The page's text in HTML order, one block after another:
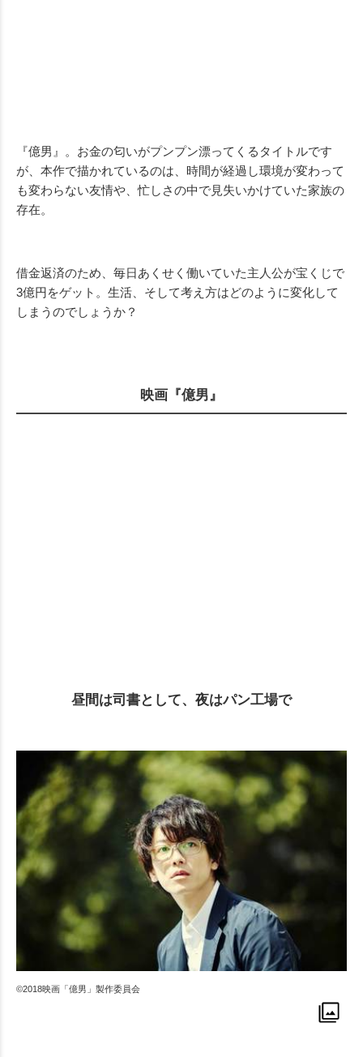
『億男』。お金の匂いがプンプン漂ってくるタイトルです
が、本作で描かれているのは、時間が経過し環境が変わって
も変わらない友情や、忙しさの中で見失いかけていた家族の
存在。
借金返済のため、毎日あくせく働いていた主人公が宝くじで
3億円をゲット。生活、そして考え方はどのように変化して
しまうのでしょうか？
映画『億男』
昼間は司書として、夜はパン工場で
©2018映画「億男」製作委員会